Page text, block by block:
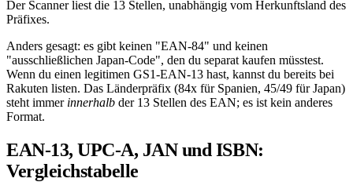
Der Scanner liest die 13 Stellen, unabhängig vom Herkunftsland des
Präfixes.
Anders gesagt: es gibt keinen "EAN-84" und keinen
"ausschließlichen Japan-Code", den du separat kaufen müsstest.
Wenn du einen legitimen GS1-EAN-13 hast, kannst du bereits bei
Rakuten listen. Das Länderpräfix (84x für Spanien, 45/49 für Japan)
steht immer innerhalb der 13 Stellen des EAN; es ist kein anderes
Format.
EAN-13, UPC-A, JAN und ISBN:
Vergleichstabelle